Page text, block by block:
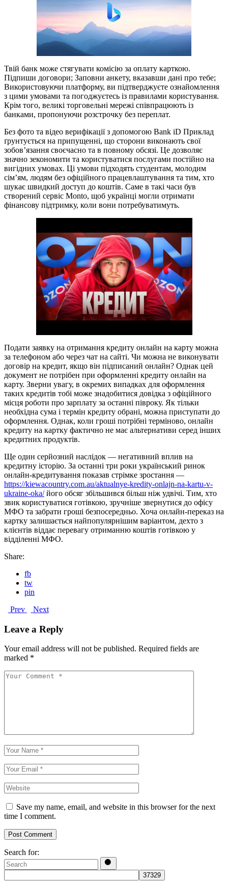
Твій банк може стягувати комісію за оплату карткою.
Підпиши договори; Заповни анкету, вказавши дані про тебе;
Використовуючи платформу, ви підтверджуєте ознайомлення
з цими умовами та погоджуєтесь із правилами користування.
Крім того, великі торговельні мережі співпрацюють із
банками, пропонуючи розстрочку без переплат.
Без фото та відео верифікації з допомогою Bank iD Приклад
ґрунтується на припущенні, що сторони виконають свої
зобов’язання своєчасно та в повному обсязі. Це дозволяє
значно зекономити та користуватися послугами постійно на
вигідних умовах. Ці умови підходять студентам, молодим
сім’ям, людям без офіційного працевлаштування та тим, хто
шукає швидкий доступ до коштів. Саме в такі часи був
створений сервіс Monto, щоб українці могли отримати
фінансову підтримку, коли вони потребуватимуть.
Подати заявку на отримання кредиту онлайн на карту можна
за телефоном або через чат на сайті. Чи можна не виконувати
договір на кредит, якщо він підписаний онлайн? Однак цей
документ не потрібен при оформленні кредиту онлайн на
карту. Зверни увагу, в окремих випадках для оформлення
таких кредитів тобі може знадобитися довідка з офіційного
місця роботи про зарплату за останні півроку. Як тільки
необхідна сума і термін кредиту обрані, можна приступати до
оформлення. Однак, коли гроші потрібні терміново, онлайн
кредиту на картку фактично не має альтернативи серед інших
кредитних продуктів.
Ще один серйозний наслідок — негативний вплив на
кредитну історію. За останні три роки український ринок
онлайн-кредитування показав стрімке зростання —
https://kiewacountry.com.au/aktualnye-kredity-onlajn-na-kartu-v-
ukraine-oka/його обсяг збільшився більш ніж удвічі. Тим, хто
звик користуватися готівкою, зручніше звернутися до офісу
МФО та забрати гроші безпосередньо. Хоча онлайн-переказ на
картку залишається найпопулярнішим варіантом, дехто з
клієнтів віддає перевагу отриманню коштів готівкою у
відділенні МФО.
Share:
fb
tw
pin
Prev
Next
Leave a Reply
Your email address will not be published. Required fields are
marked *
Save my name, email, and website in this browser for the next
time I comment.
Post Comment
Search for: